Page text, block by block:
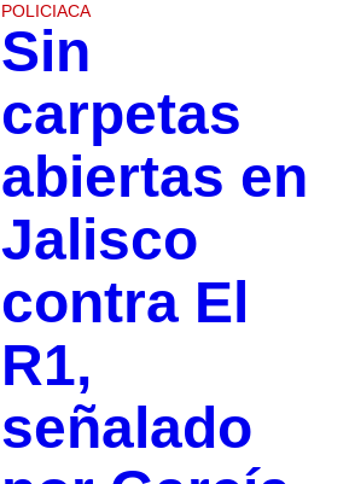
POLICIACA
Sin
carpetas
abiertas en
Jalisco
contra El
R1,
señalado